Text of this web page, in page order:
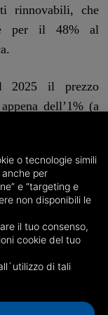
rinnovabili, che
per il 48% al
2025 il prezzo
dell’1% (a
che dipende in
importata, e il
del gas rispetto
competitività
— sottolinea
non è solo un
o tecnologie simili
per
e “targeting e
non disponibili le
il tuo consenso,
cookie del tuo
di tali